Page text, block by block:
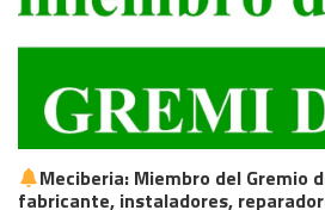
Meciberia: Miembro del Gremio
fabricante, instaladores,